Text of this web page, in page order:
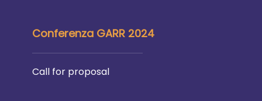
Conferenza GARR 2024
Call for proposal